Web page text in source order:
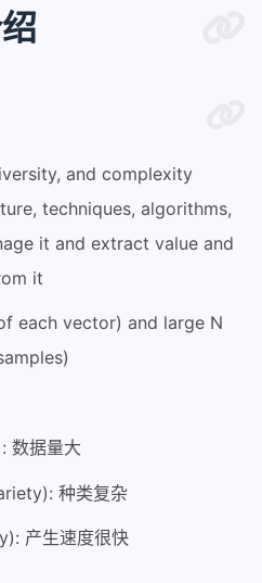
and complexity
techniques, algorithms,
it and extract value and
it
each vector) and large N
数据量大
种类复杂
产生速度很快